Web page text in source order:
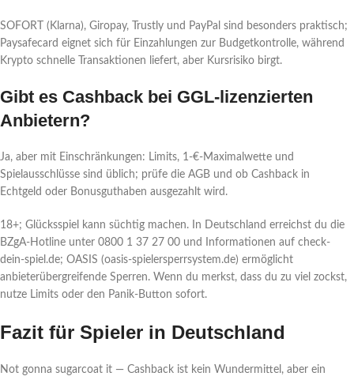
SOFORT (Klarna), Giropay, Trustly und PayPal sind besonders praktisch;
Paysafecard eignet sich für Einzahlungen zur Budgetkontrolle, während
Krypto schnelle Transaktionen liefert, aber Kursrisiko birgt.
Gibt es Cashback bei GGL-lizenzierten
Anbietern?
Ja, aber mit Einschränkungen: Limits, 1-€-Maximalwette und
Spielausschlüsse sind üblich; prüfe die AGB und ob Cashback in
Echtgeld oder Bonusguthaben ausgezahlt wird.
18+; Glücksspiel kann süchtig machen. In Deutschland erreichst du die
BZgA-Hotline unter 0800 1 37 27 00 und Informationen auf check-
dein-spiel.de; OASIS (oasis-spielersperrsystem.de) ermöglicht
anbieterübergreifende Sperren. Wenn du merkst, dass du zu viel zockst,
nutze Limits oder den Panik-Button sofort.
Fazit für Spieler in Deutschland
Not gonna sugarcoat it — Cashback ist kein Wundermittel, aber ein